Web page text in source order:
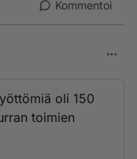
Kommentoi
oli 150
toimien